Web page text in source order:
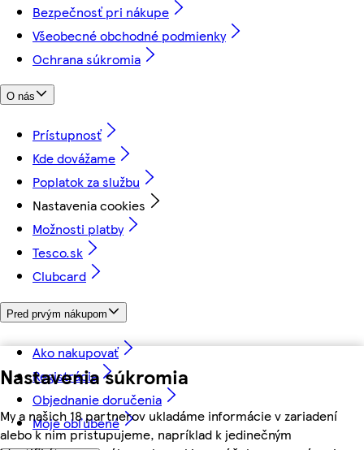
Nastavenia súkromia
My a našich 18 partnerov ukladáme informácie v zariadení
alebo k nim pristupujeme, napríklad k jedinečným
Bezpečnosť pri nákupe
Všeobecné obchodné podmienky
Ochrana súkromia
O nás
Prístupnosť
Kde dovážame
Poplatok za službu
Nastavenia cookies
Možnosti platby
Tesco.sk
Clubcard
Pred prvým nákupom
Ako nakupovať
Registrácia
Objednanie doručenia
Moje obľúbené